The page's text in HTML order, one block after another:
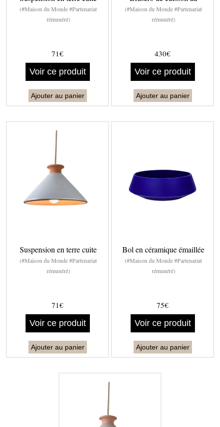
(#Maison du Monde #Partenariat
rémunéré)
71€
Voir ce produit
Ajouter au panier
(#Maison du Monde #Partenariat
rémunéré)
430€
Voir ce produit
Ajouter au panier
Suspension en terre cuite
(#Maison du Monde #Partenariat
rémunéré)
71€
Voir ce produit
Ajouter au panier
Bol en céramique émaillée
(#Maison du Monde #Partenariat
rémunéré)
75€
Voir ce produit
Ajouter au panier